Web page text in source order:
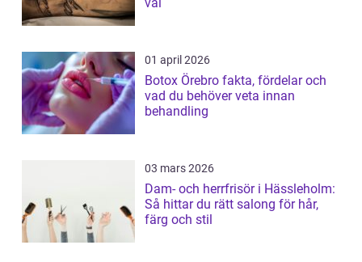
val
01 april 2026
Botox Örebro fakta, fördelar och
vad du behöver veta innan
behandling
03 mars 2026
Dam- och herrfrisör i Hässleholm:
Så hittar du rätt salong för hår,
färg och stil